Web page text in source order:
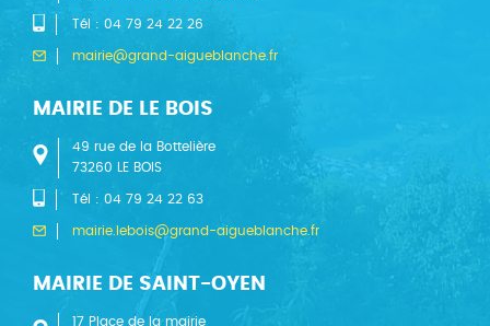
Tél : 04 79 24 22 26
mairie@grand-aigueblanche.fr
MAIRIE DE LE BOIS
49 rue de la Bottelière
73260 LE BOIS
Tél : 04 79 24 22 63
mairie.lebois@grand-aigueblanche.fr
MAIRIE DE SAINT-OYEN
17 Place de la mairie